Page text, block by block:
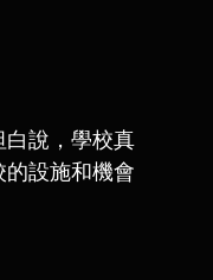
白說，學校真
設施和機會